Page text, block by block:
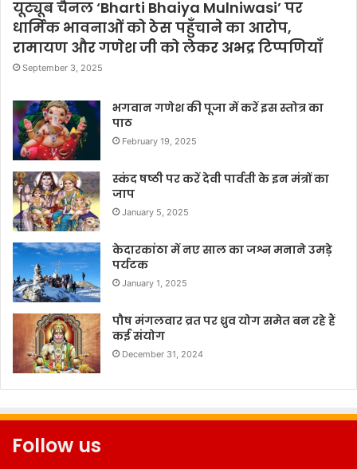
यूट्यूब चैनल ‘Bharti Bhaiya Mulniwasi’ पर
धार्मिक भावनाओं को ठेस पहुँचाने का आरोप,
रामायण और गणेश जी को लेकर अभद्र टिप्पणियाँ
September 3, 2025
भगवान गणेश की पूजा में करें इस स्तोत्र का
पाठ
February 19, 2025
स्कंद षष्ठी पर करें देवी पार्वती के इन मंत्रों का
जाप
January 5, 2025
केदारकांठा में नए साल का जश्न मनाने उमड़े
पर्यटक
January 1, 2025
पौष मंगलवार व्रत पर ध्रुव योग समेत बन रहे हैं
कई संयोग
December 31, 2024
Follow us